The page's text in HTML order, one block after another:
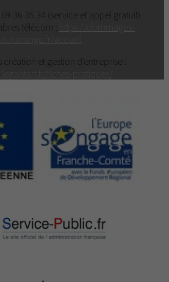
69 36 35 34 (service et appel gratuit)
télécom :
création et gestion d'entreprise :